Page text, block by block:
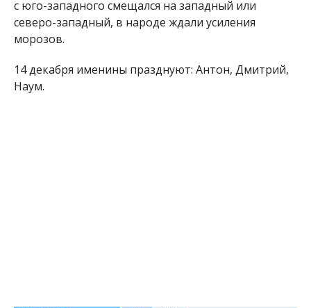
с юго-западного смещался на западный или
северо-западный, в народе ждали усиления
морозов.
14 декабря именины празднуют: Антон, Дмитрий,
Наум.